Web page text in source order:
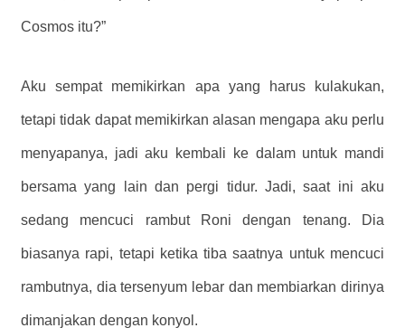
Cosmos itu?”
Aku sempat memikirkan apa yang harus kulakukan,
tetapi tidak dapat memikirkan alasan mengapa aku perlu
menyapanya, jadi aku kembali ke dalam untuk mandi
bersama yang lain dan pergi tidur. Jadi, saat ini aku
sedang mencuci rambut Roni dengan tenang. Dia
biasanya rapi, tetapi ketika tiba saatnya untuk mencuci
rambutnya, dia tersenyum lebar dan membiarkan dirinya
dimanjakan dengan konyol.